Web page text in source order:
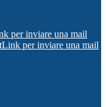
per inviare una mail
Link per inviare una mail